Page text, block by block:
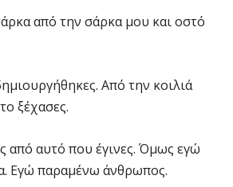
από την σάρκα μου και οστό
Από την κοιλιά
ξέχασες.
από αυτό που έγινες. Όμως εγώ
Εγώ παραμένω άνθρωπος.